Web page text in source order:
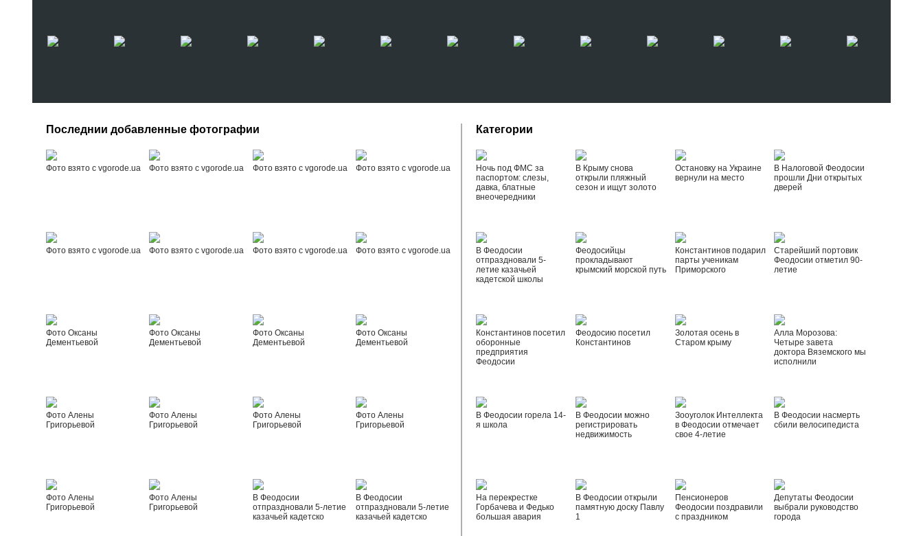
Последнии добавленные фотографии
Фото взято с vgorode.ua Фото взято с vgorode.ua Фото взято с vgorode.ua Фото взято с vgorode.ua
Фото взято с vgorode.ua Фото взято с vgorode.ua Фото взято с vgorode.ua Фото взято с vgorode.ua
Фото Оксаны
Дементьевой
Фото Оксаны
Дементьевой
Фото Оксаны
Дементьевой
Фото Оксаны
Дементьевой
Фото Алены
Григорьевой
Фото Алены
Григорьевой
Фото Алены
Григорьевой
Фото Алены
Григорьевой
Фото Алены
Григорьевой
Фото Алены
Григорьевой
В Феодосии
отпраздновали 5-летие
казачьей кадетско
В Феодосии
отпраздновали 5-летие
казачьей кадетско
Категории
Ночь под ФМС за
паспортом: слезы,
давка, блатные
внеочередники
В Крыму снова
открыли пляжный
сезон и ищут золото
Остановку на Украине
вернули на место
В Налоговой Феодосии
прошли Дни открытых
дверей
В Феодосии
отпраздновали 5-
летие казачьей
кадетской школы
Феодосийцы
прокладывают
крымский морской путь
Константинов подарил
парты ученикам
Приморского
Старейший портовик
Феодосии отметил 90-
летие
Константинов посетил
оборонные
предприятия
Феодосии
Феодосию посетил
Константинов
Золотая осень в
Старом крыму
Алла Морозова:
Четыре завета
доктора Вяземского мы
исполнили
В Феодосии горела 14-
я школа
В Феодосии можно
регистрировать
недвижимость
Зооуголок Интеллекта
в Феодосии отмечает
свое 4-летие
В Феодосии насмерть
сбили велосипедиста
На перекрестке
Горбачева и Федько
большая авария
В Феодосии открыли
памятную доску Павлу
1
Пенсионеров
Феодосии поздравили
с праздником
Депутаты Феодосии
выбрали руководство
города